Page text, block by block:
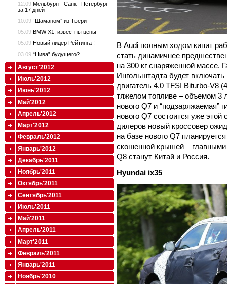
В Audi полным ходом кипит
стать динамичнее
на 300 кг снаряженной массе.
Ингольштадта будет
двигатель 4.0 TFSI Biturbo-V8
тяжелом топливе – объемом 3
нового Q7 и “подзаряжаемая”
нового Q7 состоится уже
дилеров новый кроссовер
на базе нового Q7
скошенной крышей –
Q8 станут Китай и Россия.
Hyundai ix35
12.09 Мельбурн - Санкт-Петербург
за 17 дней
10.09 “Шаманом” из Твери
05.09 BMW X1: известны цены
05.09 Новый лидер Рейтинга !
03.09 “Нива” будущего?
Август'2012
Июль'2012
Июнь'2012
Май'2012
Апрель'2012
Март'2012
Февраль'2012
Январь'2012
Декабрь'2011
Ноябрь'2011
Октябрь'2011
Сентябрь'2011
Июль'2011
Май'2011
Апрель'2011
Март'2011
Февраль'2011
Январь'2011
Ноябрь'2010